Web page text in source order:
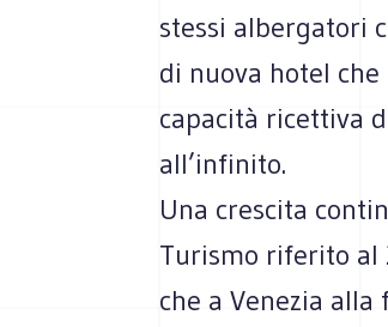
stessi albergatori
di nuova hotel che
capacità ricettiva
all’infinito.
Una crescita
Turismo riferito al
che a Venezia alla